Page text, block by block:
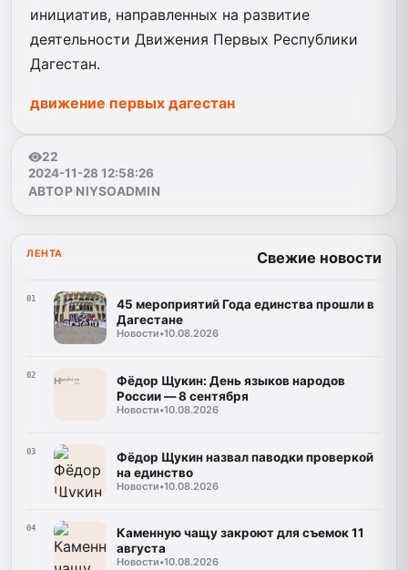
инициатив, направленных на развитие
деятельности Движения Первых Республики
Дагестан.
движение первых дагестан
22
2024-11-28 12:58:26
АВТОР NIYSOADMIN
ЛЕНТА Свежие новости
01
45 мероприятий Года единства прошли в
Дагестане
Новости•10.08.2026
02
Фёдор Щукин: День языков народов
России — 8 сентября
Новости•10.08.2026
03
Фёдор Щукин назвал паводки проверкой
на единство
Новости•10.08.2026
04
Каменную чащу закроют для съемок 11
августа
Новости•10.08.2026